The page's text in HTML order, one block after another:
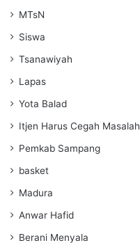
MTsN
Siswa
Tsanawiyah
Lapas
Yota Balad
Itjen Harus Cegah Masalah
Pemkab Sampang
basket
Madura
Anwar Hafid
Berani Menyala